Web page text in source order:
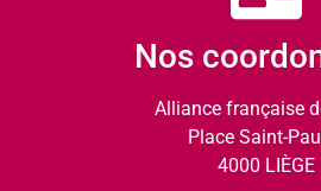
Nos
Alliance française
Place Saint-
4000 LIÈGE